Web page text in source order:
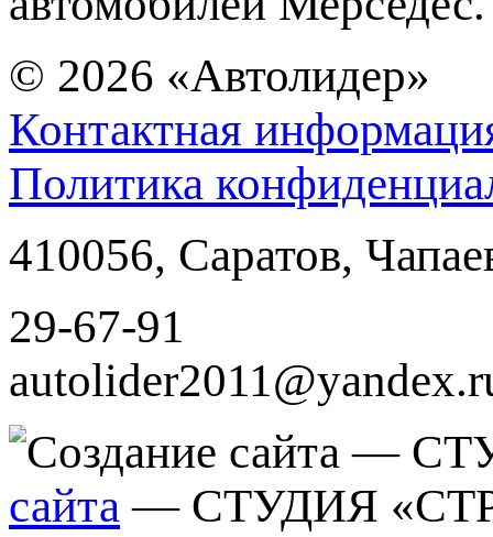
© 2026 «Автолидер»
Контактная
Политика
410056, Саратов,
29-67-91
сайта — СТУДИЯ